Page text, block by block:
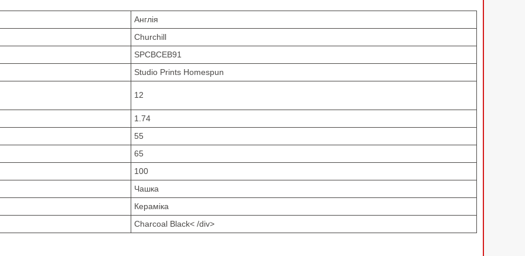
Англія
Churchill
SPCBCEB91
Studio Prints Homespun
12
1.74
55
65
100
Чашка
Кераміка
Charcoal Black< /div>